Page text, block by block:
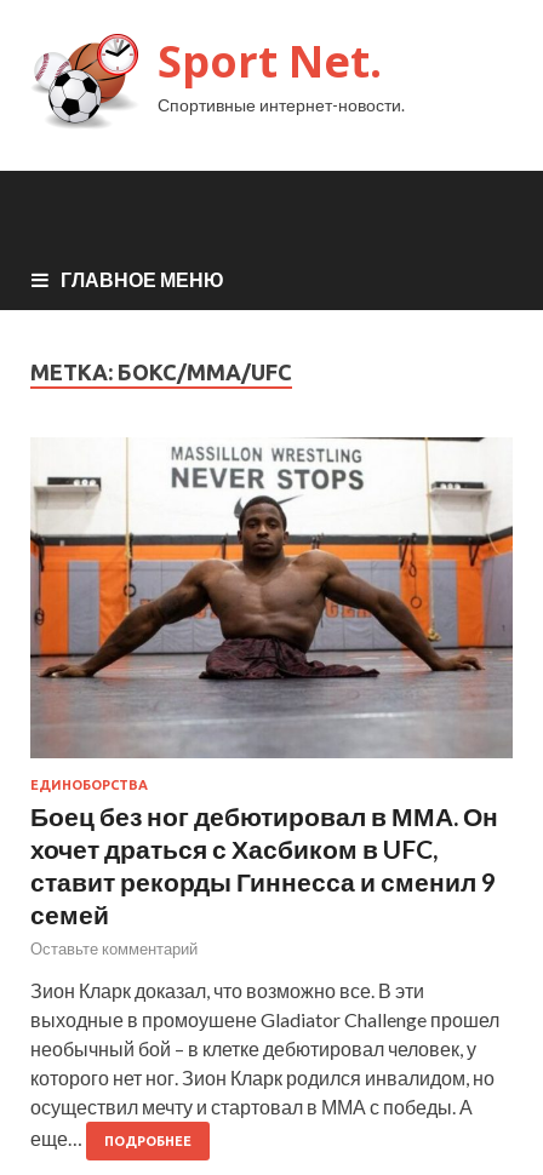
Sport Net.
Спортивные интернет-новости.
ГЛАВНОЕ МЕНЮ
МЕТКА: БОКС/MMA/UFC
ЕДИНОБОРСТВА
Боец без ног дебютировал в ММА. Он
хочет драться с Хасбиком в UFC,
ставит рекорды Гиннесса и сменил 9
семей
Оставьте комментарий
Зион Кларк доказал, что возможно все. В эти
выходные в промоушене Gladiator Challenge прошел
необычный бой – в клетке дебютировал человек, у
которого нет ног. Зион Кларк родился инвалидом, но
осуществил мечту и стартовал в ММА с победы. А
еще…
ПОДРОБНЕЕ